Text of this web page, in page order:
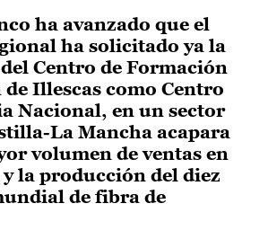
ha avanzado que el
ha solicitado ya la
Centro de Formación
Illescas como Centro
Nacional, en un sector
La Mancha acapara
volumen de ventas en
la producción del diez
de fibra de